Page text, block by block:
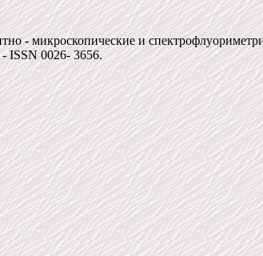
микроскопические и
ISSN 0026- 3656.